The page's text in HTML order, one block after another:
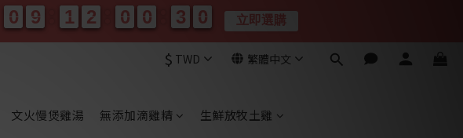
$ TWD 繁體中文
文火慢煲雞湯 無添加滴雞精
生鮮放牧土雞
0
0
0
0 9
9
9
9 1
1
1
1 2
2
2
2 0
0
0
0 0
0
0
0 2
2
2
2 0
0
9
9
9
9 立即選購